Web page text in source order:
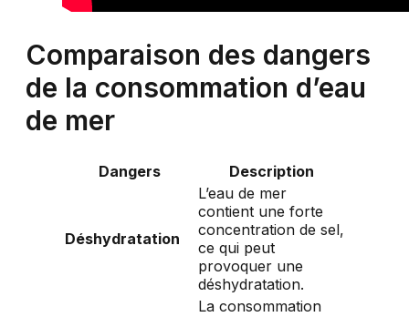
Comparaison des dangers
de la consommation d’eau
de mer
Dangers Description
Déshydratation
L’eau de mer
contient une forte
concentration de sel,
ce qui peut
provoquer une
déshydratation.
La consommation